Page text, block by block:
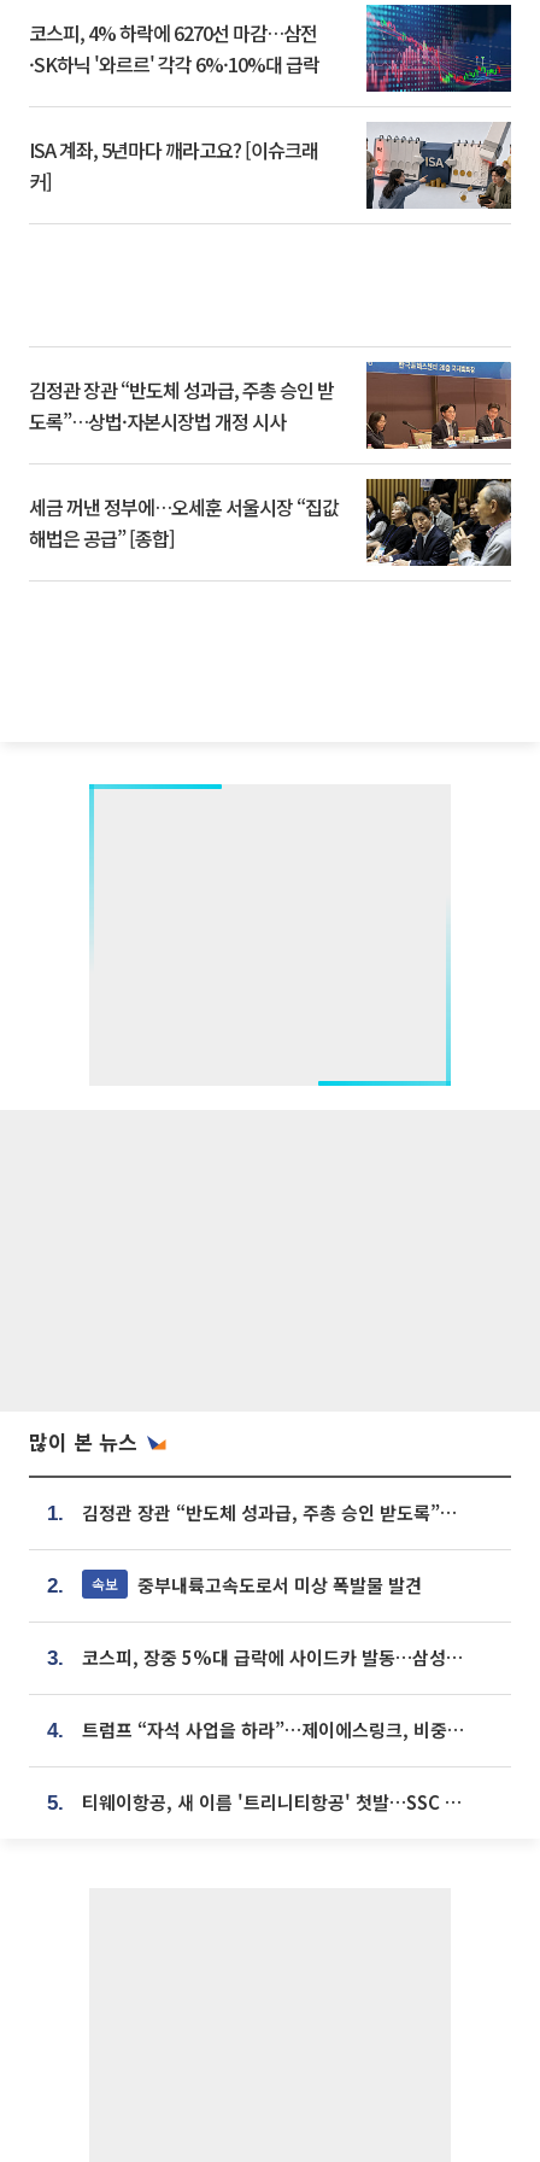
코스피, 4% 하락에 6270선 마감…삼전
·SK하닉 '와르르' 각각 6%·10%대 급락
ISA 계좌, 5년마다 깨라고요? [이슈크래
커]
김정관 장관 “반도체 성과급, 주총 승인 받
도록”…상법·자본시장법 개정 시사
세금 꺼낸 정부에…오세훈 서울시장 “집값
해법은 공급” [종합]
많이 본 뉴스
1. 김정관 장관 “반도체 성과급, 주총 승인 받도록”…상법·자본시장법 개정 시사
2. 속보 중부내륙고속도로서 미상 폭발물 발견
3. 코스피, 장중 5%대 급락에 사이드카 발동…삼성·SK 동반 폭락
4. 트럼프 “자석 사업을 하라”…제이에스링크, 비중국 영구자석 공급망 구축 속도
5. 티웨이항공, 새 이름 '트리니티항공' 첫발…SSC 전략 본격화